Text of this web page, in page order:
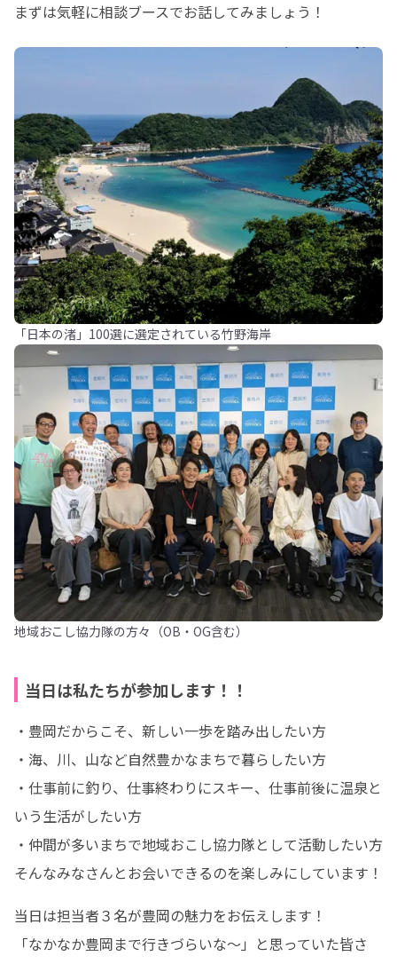
まずは気軽に相談ブースでお話してみましょう！
「日本の渚」100選に選定されている竹野海岸
地域おこし協力隊の方々（OB・OG含む）
当日は私たちが参加します！！
・豊岡だからこそ、新しい一歩を踏み出したい方
・海、川、山など自然豊かなまちで暮らしたい方
・仕事前に釣り、仕事終わりにスキー、仕事前後に温泉と
いう生活がしたい方
・仲間が多いまちで地域おこし協力隊として活動したい方
そんなみなさんとお会いできるのを楽しみにしています！
当日は担当者３名が豊岡の魅力をお伝えします！
「なかなか豊岡まで行きづらいな～」と思っていた皆さ